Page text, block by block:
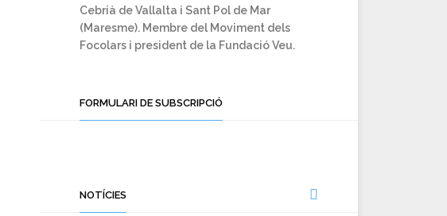
Cebrià de Vallalta i Sant Pol de Mar
(Maresme). Membre del Moviment dels
Focolars i president de la Fundació Veu.
FORMULARI DE SUBSCRIPCIÓ
NOTÍCIES